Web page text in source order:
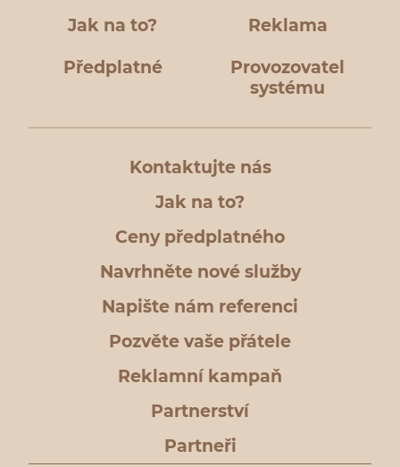
Jak na to? Reklama
Předplatné
Provozovatel
systému
Kontaktujte nás
Jak na to?
Ceny předplatného
Navrhněte nové služby
Napište nám referenci
Pozvěte vaše přátele
Reklamní kampaň
Partnerství
Partneři